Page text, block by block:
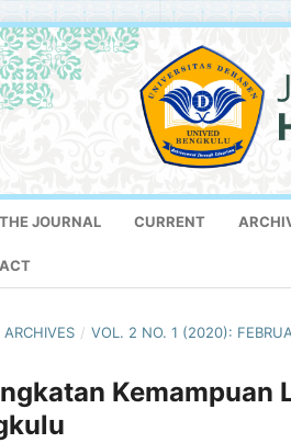
JOURNAL CURRENT
ARCHIVES / VOL. 2 NO. 1 (2020):
Kemampuan